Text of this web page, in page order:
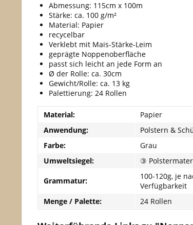
Abmessung: 115cm x 100m
Stärke: ca. 100 g/m²
Material: Papier
recycelbar
Verklebt mit Mais-Stärke-Leim
geprägte Noppenoberfläche
passt sich leicht an jede Form an
Ø der Rolle: ca. 30cm
Gewicht/Rolle: ca. 13 kg
Palettierung: 24 Rollen
Material:
Papier
Anwendung:
Polstern &
Farbe:
Grau
Umweltsiegel:
③
Grammatur:
100-120g, je
Verfügbarkeit
Menge / Palette:
24 Rollen